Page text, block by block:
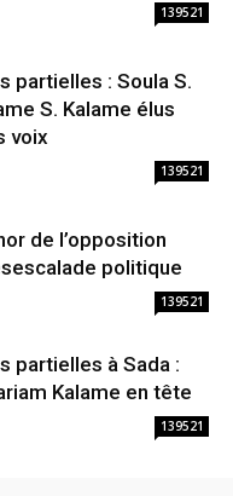
139521
partielles : Soula S.
S. Kalame élus
voix
139521
de l’opposition
politique
139521
partielles à Sada :
Kalame en tête
139521